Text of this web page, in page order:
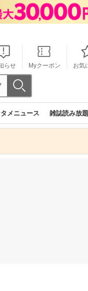
らせ Myクーポン お気
メニュース 雑誌読み放題